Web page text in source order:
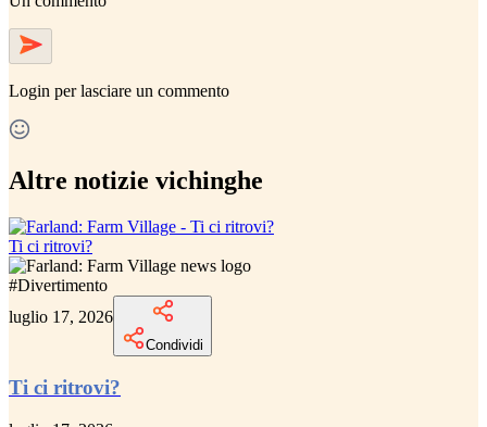
Login per lasciare un commento
Altre notizie vichinghe
Ti ci ritrovi?
#Divertimento
luglio 17, 2026
Condividi
Ti ci ritrovi?